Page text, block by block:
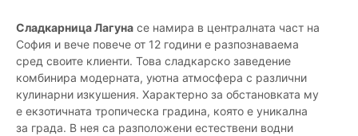
Сладкарница Лагуна се намира в централната част на
София и вече повече от 12 години е разпознаваема
сред своите клиенти. Това сладкарско заведение
комбинира модерната, уютна атмосфера с различни
кулинарни изкушения. Характерно за обстановката му
е екзотичната тропическа градина, която е уникална
за града. В нея са разположени естествени водни